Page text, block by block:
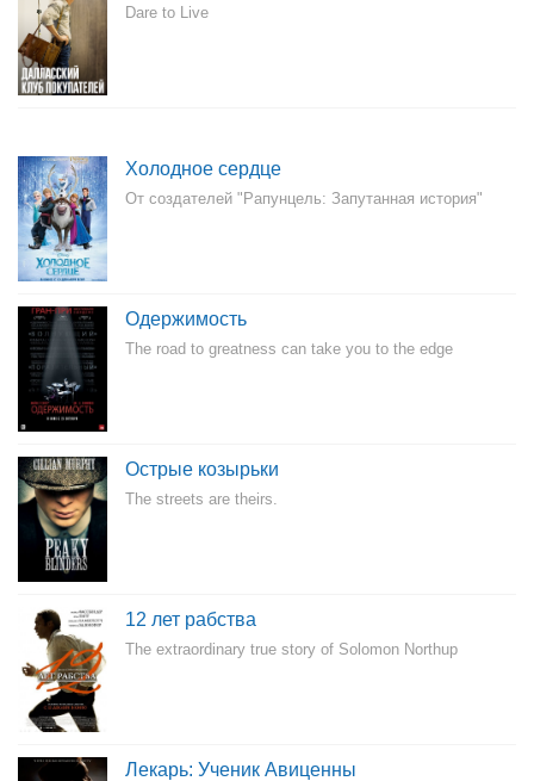
Dare to Live
Холодное сердце
От создателей "Рапунцель: Запутанная история"
Одержимость
The road to greatness can take you to the edge
Острые козырьки
The streets are theirs.
12 лет рабства
The extraordinary true story of Solomon Northup
Лекарь: Ученик Авиценны